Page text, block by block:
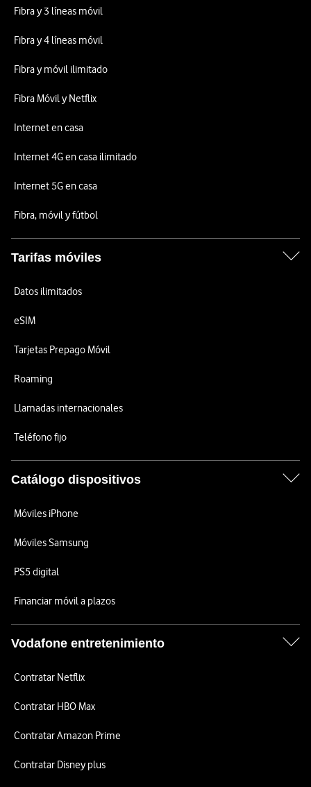
Fibra y 3 líneas móvil
Fibra y 4 líneas móvil
Fibra y móvil ilimitado
Fibra Móvil y Netflix
Internet en casa
Internet 4G en casa ilimitado
Internet 5G en casa
Fibra, móvil y fútbol
Tarifas móviles
Datos ilimitados
eSIM
Tarjetas Prepago Móvil
Roaming
Llamadas internacionales
Teléfono fijo
Catálogo dispositivos
Móviles iPhone
Móviles Samsung
PS5 digital
Financiar móvil a plazos
Vodafone entretenimiento
Contratar Netflix
Contratar HBO Max
Contratar Amazon Prime
Contratar Disney plus